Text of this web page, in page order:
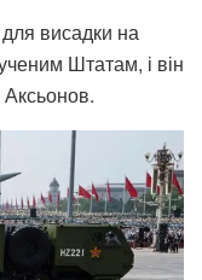
висадки на
Штатам, і він
Аксьонов.